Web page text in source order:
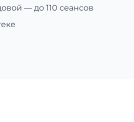
— до 110 сеансов